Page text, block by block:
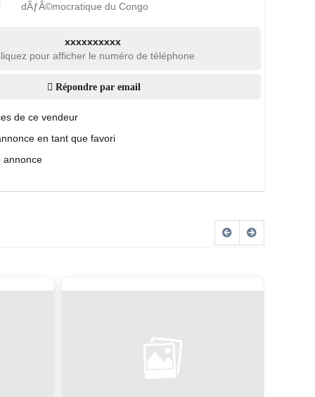
dÃƒÂ©mocratique du Congo
xxxxxxxxxx
pour afficher le numéro de téléphone
Répondre par email
de ce vendeur
en tant que favori
annonce